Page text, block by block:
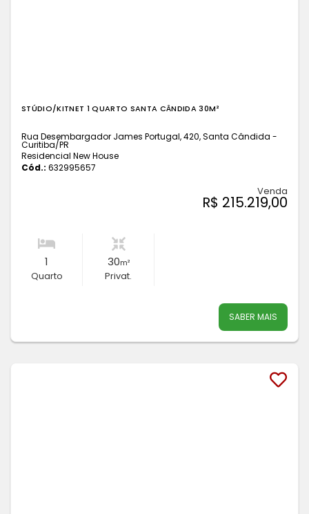
STÚDIO/KITNET 1 QUARTO SANTA CÂNDIDA 30M²
Rua Desembargador James Portugal, 420, Santa Cândida -
Curitiba/PR
Residencial New House
Cód.: 632995657
Venda
R$ 215.219,00
1
Quarto
30m²
Privat.
SABER MAIS